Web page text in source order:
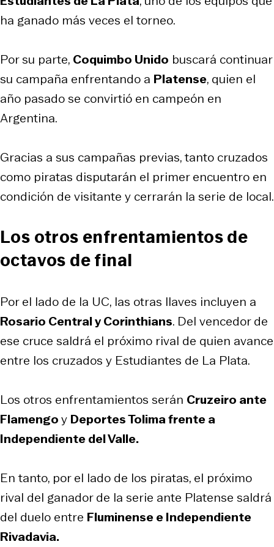
ha ganado más veces el torneo.
Por su parte, Coquimbo Unido buscará continuar
su campaña enfrentando a Platense, quien el
año pasado se convirtió en campeón en
Argentina.
Gracias a sus campañas previas, tanto cruzados
como piratas disputarán el primer encuentro en
condición de visitante y cerrarán la serie de local.
Los otros enfrentamientos de
octavos de final
Por el lado de la UC, las otras llaves incluyen a
Rosario Central y Corinthians. Del vencedor de
ese cruce saldrá el próximo rival de quien avance
entre los cruzados y Estudiantes de La Plata.
Los otros enfrentamientos serán Cruzeiro ante
Flamengoy Deportes Tolima frente a
Independiente del Valle.
En tanto, por el lado de los piratas, el próximo
rival del ganador de la serie ante Platense saldrá
del duelo entre Fluminense e Independiente
Rivadavia.